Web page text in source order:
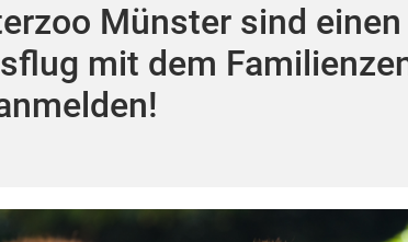
Münster sind
mit dem